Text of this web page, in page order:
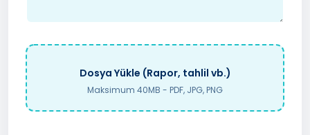
Dosya Yükle (Rapor, tahlil vb.)
Maksimum 40MB - PDF, JPG, PNG